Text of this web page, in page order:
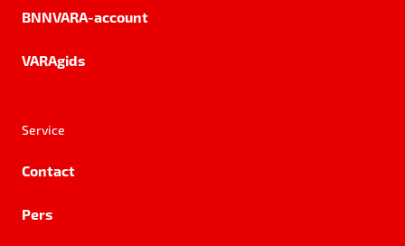
BNNVARA-account
VARAgids
Service
Contact
Pers